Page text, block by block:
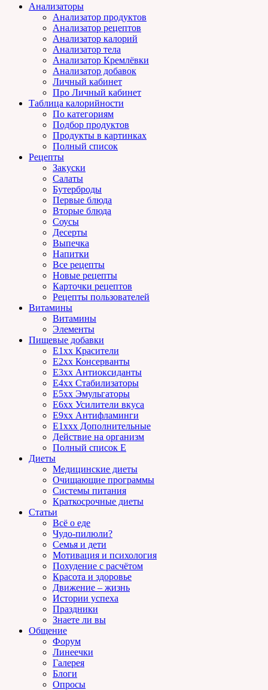
Анализаторы
Анализатор продуктов
Анализатор рецептов
Анализатор калорий
Анализатор тела
Анализатор Кремлёвки
Анализатор добавок
Личный кабинет
Про Личный кабинет
Таблица калорийности
По категориям
Подбор продуктов
Продукты в картинках
Полный список
Рецепты
Закуски
Салаты
Бутерброды
Первые блюда
Вторые блюда
Соусы
Десерты
Выпечка
Напитки
Все рецепты
Новые рецепты
Карточки рецептов
Рецепты пользователей
Витамины
Витамины
Элементы
Пищевые добавки
E1xx Красители
E2xx Консерванты
E3xx Антиоксиданты
E4xx Стабилизаторы
E5xx Эмульгаторы
E6xx Усилители вкуса
E9xx Антифламинги
E1xxx Дополнительные
Действие на организм
Полный список E
Диеты
Медицинские диеты
Очищающие программы
Системы питания
Краткосрочные диеты
Статьи
Всё о еде
Чудо-пилюли?
Семья и дети
Мотивация и психология
Похудение с расчётом
Красота и здоровье
Движение – жизнь
Истории успеха
Праздники
Знаете ли вы
Общение
Форум
Линеечки
Галерея
Блоги
Опросы